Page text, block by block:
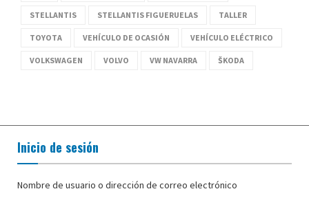
STELLANTIS STELLANTIS FIGUERUELAS TALLER
TOYOTA VEHÍCULO DE OCASIÓN VEHÍCULO ELÉCTRICO
VOLKSWAGEN VOLVO VW NAVARRA ŠKODA
Inicio de sesión
Nombre de usuario o dirección de correo electrónico